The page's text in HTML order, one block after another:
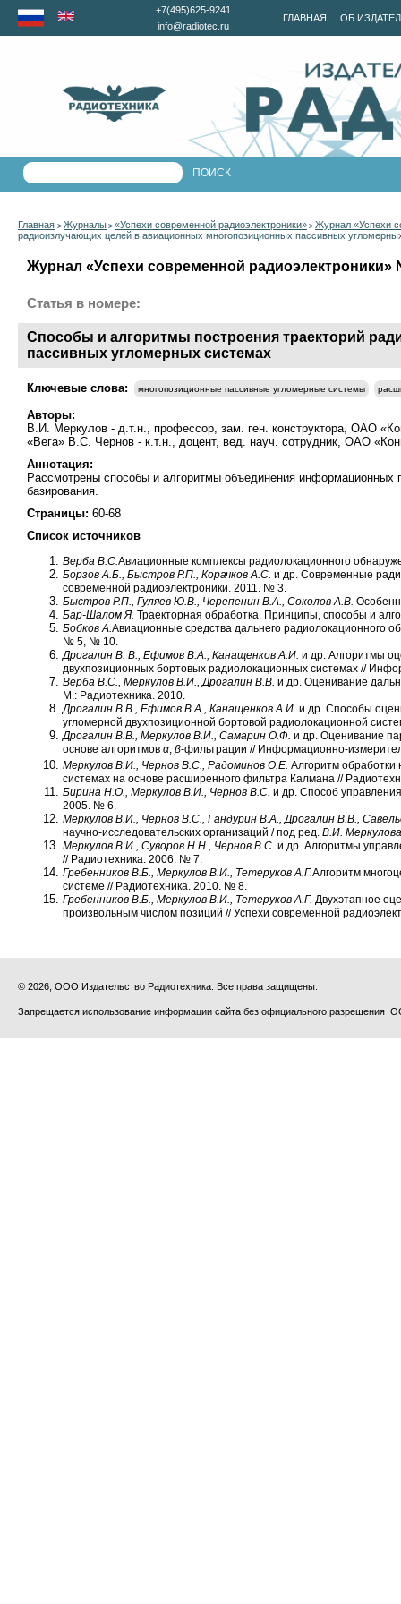
ГЛАВНАЯ ОБ
+7(495)625-9241
info@radiotec.ru
Главная > Журналы > «Успехи современной радиоэлектроники» > Журнал «Успехи
радиоизлучающих целей в авиационных многопозиционных пассивных
Журнал «Успехи современной радиоэлектроники»
Статья в номере:
Способы и алгоритмы построения траекторий
пассивных угломерных системах
Ключевые слова: многопозиционные пассивные угломерные системы
Авторы:
В.И. Меркулов - д.т.н., профессор, зам. ген. конструктора, ОАО
«Вега» В.С. Чернов - к.т.н., доцент, вед. науч. сотрудник, ОАО
Аннотация:
Рассмотрены способы и алгоритмы объединения информационных
базирования.
Страницы: 60-68
Список источников
Верба В.С.Авиационные комплексы радиолокационного
Борзов А.Б., Быстров Р.П., Корачков А.С. и др. Современные
современной радиоэлектроники. 2011. № 3.
Быстров Р.П., Гуляев Ю.В., Черепенин В.А., Соколов А.В.
Бар-Шалом Я. Траекторная обработка. Принципы, способы и
Бобков А.Авиационные средства дальнего радиолокационного
№ 5, № 10.
Дрогалин В. В., Ефимов В.А., Канащенков А.И. и др. Алгоритмы
двухпозиционных бортовых радиолокационных системах //
Верба В.С., Меркулов В.И., Дрогалин В.В. и др. Оценивание
М.: Радиотехника. 2010.
Дрогалин В.В., Ефимов В.А., Канащенков А.И. и др. Способы
угломерной двухпозиционной бортовой радиолокационной
Дрогалин В.В., Меркулов В.И., Самарин О.Ф. и др. Оценивание
основе алгоритмов α, β-фильтрации // Информационно-
Меркулов В.И., Чернов В.С., Радоминов О.Е. Алгоритм
системах на основе расширенного фильтра Калмана //
Бирина Н.О., Меркулов В.И., Чернов В.С. и др. Способ
2005. № 6.
Меркулов В.И., Чернов В.С., Гандурин В.А., Дрогалин В.В.,
научно-ис­следовательских организаций / под ред. В.И. Меркулова
Меркулов В.И., Суворов Н.Н., Чернов В.С. и др. Алгоритмы
// Радиотехника. 2006. № 7.
Гребенников В.Б., Меркулов В.И., Тетеруков А.Г.Алгоритм
системе // Радиотехника. 2010. № 8.
Гребенников В.Б., Меркулов В.И., Тетеруков А.Г. Двухэтапное
произвольным числом позиций // Успехи современной
© 2026, ООО Издательство Радиотехника. Все права защищены.
Запрещается использование информации сайта без официального разрешения